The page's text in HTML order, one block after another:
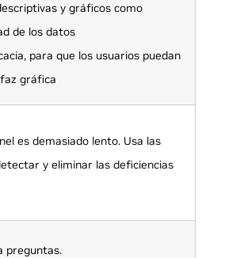
y gráficos como
de los datos
para que los usuarios puedan
gráfica
es demasiado lento. Usa las
y eliminar las deficiencias
preguntas.